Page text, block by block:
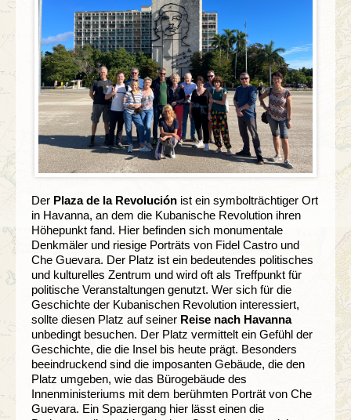
Der Plaza de la Revolución ist ein symbolträchtiger Ort
in Havanna, an dem die Kubanische Revolution ihren
Höhepunkt fand. Hier befinden sich monumentale
Denkmäler und riesige Porträts von Fidel Castro und
Che Guevara. Der Platz ist ein bedeutendes politisches
und kulturelles Zentrum und wird oft als Treffpunkt für
politische Veranstaltungen genutzt. Wer sich für die
Geschichte der Kubanischen Revolution interessiert,
sollte diesen Platz auf seiner Reise nach Havanna
unbedingt besuchen. Der Platz vermittelt ein Gefühl der
Geschichte, die die Insel bis heute prägt. Besonders
beeindruckend sind die imposanten Gebäude, die den
Platz umgeben, wie das Bürogebäude des
Innenministeriums mit dem berühmten Porträt von Che
Guevara. Ein Spaziergang hier lässt einen die